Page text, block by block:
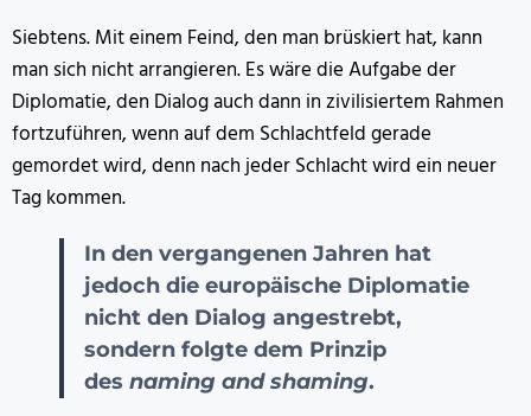
Siebtens. Mit einem Feind, den man brüskiert hat, kann
man sich nicht arrangieren. Es wäre die Aufgabe der
Diplomatie, den Dialog auch dann in zivilisiertem Rahmen
fortzuführen, wenn auf dem Schlachtfeld gerade
gemordet wird, denn nach jeder Schlacht wird ein neuer
Tag kommen.
In den vergangenen Jahren hat
jedoch die europäische Diplomatie
nicht den Dialog angestrebt,
sondern folgte dem Prinzip
des naming and shaming.